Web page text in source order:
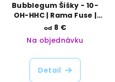
Bubblegum Šišky - 10-
OH-HHC | Rama Fuse |
Vaporama
od 8 €
Na objednávku
Detail